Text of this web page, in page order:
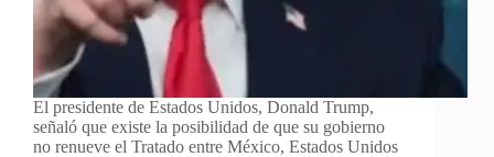
El presidente de Estados Unidos, Donald Trump,
señaló que existe la posibilidad de que su gobierno
no renueve el Tratado entre México, Estados Unidos